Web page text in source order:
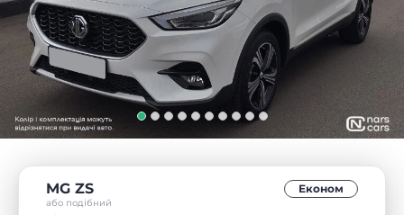
MG ZS
або подібний
Економ